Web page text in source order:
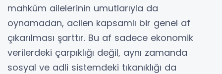
mahkûm ailelerinin umutlarıyla da
oynamadan, acilen kapsamlı bir genel af
çıkarılması şarttır. Bu af sadece ekonomik
verilerdeki çarpıklığı değil, aynı zamanda
sosyal ve adli sistemdeki tıkanıklığı da